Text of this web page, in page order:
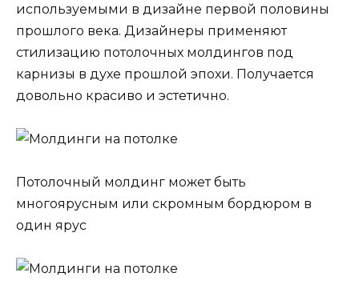
используемыми в дизайне первой половины
прошлого века. Дизайнеры применяют
стилизацию потолочных молдингов под
карнизы в духе прошлой эпохи. Получается
довольно красиво и эстетично.
Потолочный молдинг может быть
многоярусным или скромным бордюром в
один ярус